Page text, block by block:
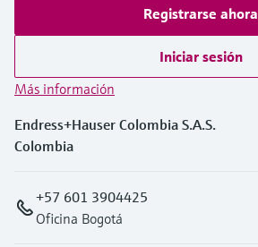
Registrarse ahora
Iniciar sesión
Más información
Endress+Hauser Colombia S.A.S.
Colombia
+57 601 3904425
Oficina Bogotá